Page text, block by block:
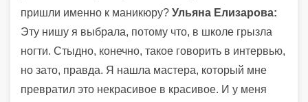
пришли именно к маникюру? Ульяна Елизарова:
Эту нишу я выбрала, потому что, в школе грызла
ногти. Стыдно, конечно, такое говорить в интервью,
но зато, правда. Я нашла мастера, который мне
превратил это некрасивое в красивое. И у меня